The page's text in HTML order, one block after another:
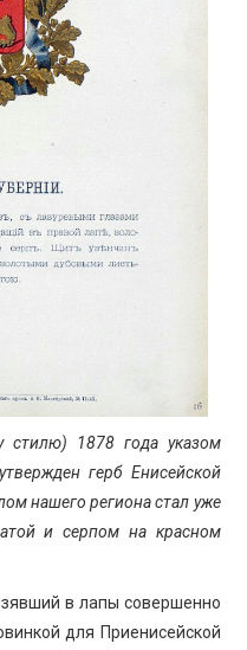
1878 года указом
герб Енисейской
нашего региона стал уже
и серпом на красном
в лапы совершенно
для Приенисейской